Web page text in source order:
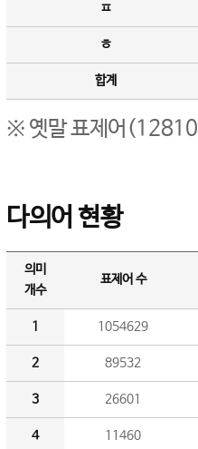
ㅍ
ㅎ
합계
※ 옛말 표제어(12810
다의어 현황
의미
개수
표제어 수
1 1054629
2 89532
3 26601
4 11460